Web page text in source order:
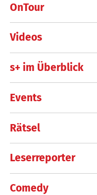
OnTour
Videos
s+ im Überblick
Events
Rätsel
Leserreporter
Comedy